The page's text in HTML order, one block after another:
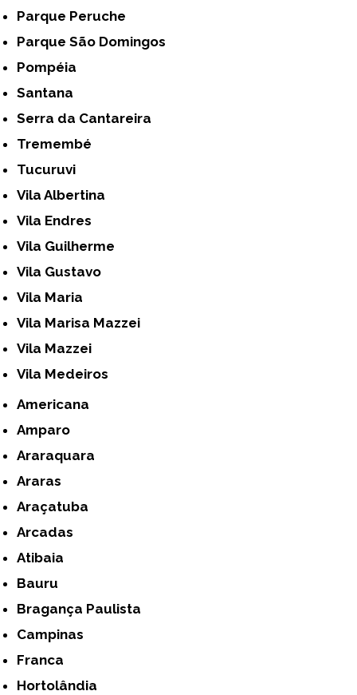
Parque Peruche
Parque São Domingos
Pompéia
Santana
Serra da Cantareira
Tremembé
Tucuruvi
Vila Albertina
Vila Endres
Vila Guilherme
Vila Gustavo
Vila Maria
Vila Marisa Mazzei
Vila Mazzei
Vila Medeiros
Americana
Amparo
Araraquara
Araras
Araçatuba
Arcadas
Atibaia
Bauru
Bragança Paulista
Campinas
Franca
Hortolândia